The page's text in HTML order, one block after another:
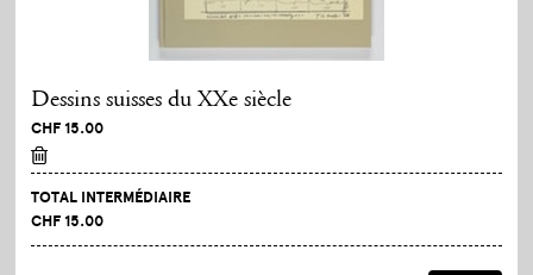
Dessins suisses du XXe siècle
CHF 15.00
TOTAL INTERMÉDIAIRE
CHF 15.00